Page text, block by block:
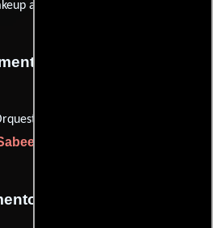
artist (as Linda A. Williams))
de musica
de vestuario